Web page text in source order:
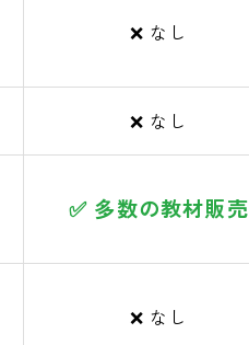
❌ なし
❌ なし
✅ 多数の教材販売
❌ なし